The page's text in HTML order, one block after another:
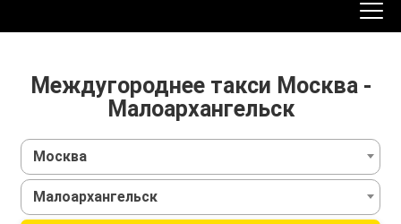
Междугороднее такси Москва -
Малоархангельск
Москва
Малоархангельск